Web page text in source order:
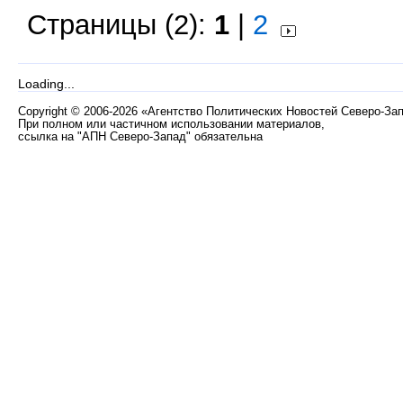
Страницы (2): 1 2
Loading...
Copyright © 2006-2026 «Агентство Политических Новостей Северо-
При полном или частичном использовании материалов,
ссылка на "АПН Северо-Запад" обязательна